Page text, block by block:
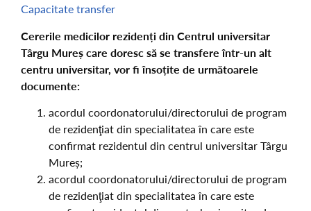
Capacitate transfer
Cererile medicilor rezidenți din Centrul universitar
Târgu Mureș care doresc să se transfere într-un alt
centru universitar, vor fi însoțite de următoarele
documente:
acordul coordonatorului/directorului de program
de rezidenţiat din specialitatea în care este
confirmat rezidentul din centrul universitar Târgu
Mureș;
acordul coordonatorului/directorului de program
de rezidenţiat din specialitatea în care este